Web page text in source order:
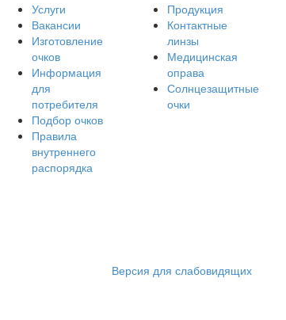
Услуги
Вакансии
Изготовление
очков
Информация
для
потребителя
Подбор очков
Правила
внутреннего
распорядка
Продукция
Контактные
линзы
Медицинская
оправа
Солнцезащитные
очки
Версия для слабовидящих